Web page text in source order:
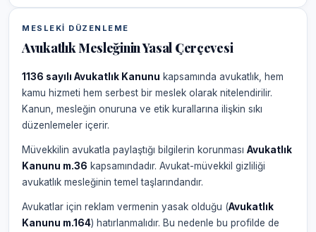
MESLEKI DÜZENLEME
Avukatlık Mesleğinin Yasal Çerçevesi
1136 sayılı Avukatlık Kanunu kapsamında avukatlık, hem
kamu hizmeti hem serbest bir meslek olarak nitelendirilir.
Kanun, mesleğin onuruna ve etik kurallarına ilişkin sıkı
düzenlemeler içerir.
Müvekkilin avukatla paylaştığı bilgilerin korunması Avukatlık
Kanunu m.36 kapsamındadır. Avukat-müvekkil gizliliği
avukatlık mesleğinin temel taşlarındandır.
Avukatlar için reklam vermenin yasak olduğu (Avukatlık
Kanunu m.164) hatırlanmalıdır. Bu nedenle bu profilde de